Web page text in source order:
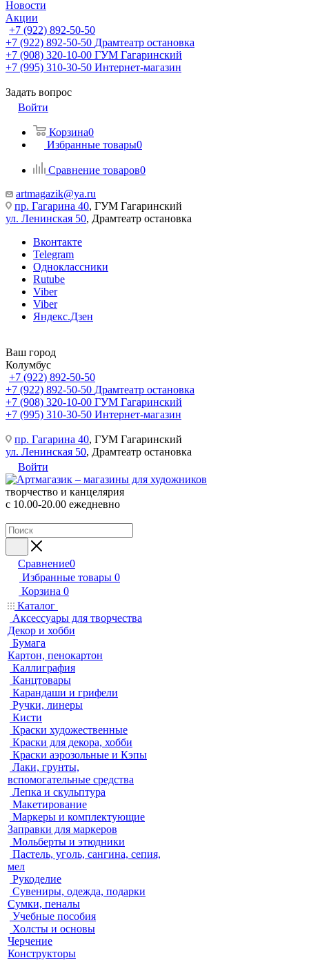
Новости
Акции
+7 (922) 892-50-50
+7 (922) 892-50-50 Драмтеатр остановка
+7 (908) 320-10-00 ГУМ Гагаринский
+7 (995) 310-30-50 Интернет-магазин
Задать вопрос
Войти
Корзина0
Избранные товары0
Сравнение товаров0
artmagazik@ya.ru
пр. Гагарина 40, ГУМ Гагаринский
ул. Ленинская 50, Драмтеатр остановка
Вконтакте
Telegram
Одноклассники
Rutube
Viber
Viber
Яндекс.Дзен
Ваш город
Колумбус
+7 (922) 892-50-50
+7 (922) 892-50-50 Драмтеатр остановка
+7 (908) 320-10-00 ГУМ Гагаринский
+7 (995) 310-30-50 Интернет-магазин
пр. Гагарина 40, ГУМ Гагаринский
ул. Ленинская 50, Драмтеатр остановка
Войти
творчество и канцелярия
с 10.00-20.00 ежедневно
Сравнение0
Избранные товары 0
Корзина 0
Каталог
Аксессуары для творчества
Декор и хобби
Бумага
Картон, пенокартон
Каллиграфия
Канцтовары
Карандаши и грифели
Ручки, линеры
Кисти
Краски художественные
Краски для декора, хобби
Краски аэрозольные и Кэпы
Лаки, грунты,
вспомогательные средства
Лепка и скульптура
Макетирование
Маркеры и комплектующие
Заправки для маркеров
Мольберты и этюдники
Пастель, уголь, сангина, сепия,
мел
Рукоделие
Сувениры, одежда, подарки
Сумки, пеналы
Учебные пособия
Холсты и основы
Черчение
Конструкторы